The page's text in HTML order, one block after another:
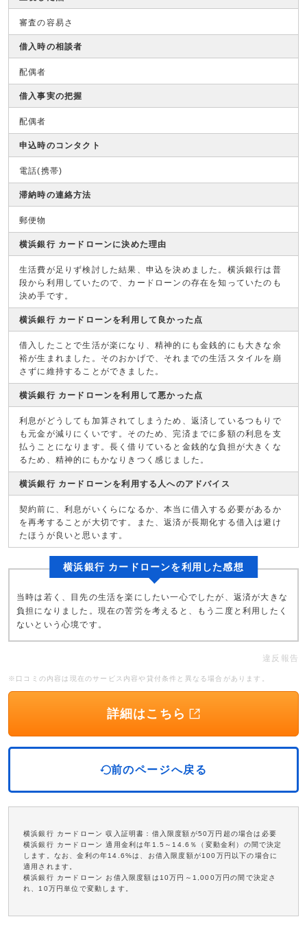
審査の容易さ
借入時の相談者
配偶者
借入事実の把握
配偶者
申込時のコンタクト
電話(携帯)
滞納時の連絡方法
郵便物
横浜銀行 カードローンに決めた理由
生活費が足りず検討した結果、申込を決めました。横浜銀行は普
段から利用していたので、カードローンの存在を知っていたのも
決め手です。
横浜銀行 カードローンを利用して良かった点
借入したことで生活が楽になり、精神的にも金銭的にも大きな余
裕が生まれました。そのおかげで、それまでの生活スタイルを崩
さずに維持することができました。
横浜銀行 カードローンを利用して悪かった点
利息がどうしても加算されてしまうため、返済しているつもりで
も元金が減りにくいです。そのため、完済までに多額の利息を支
払うことになります。長く借りていると金銭的な負担が大きくな
るため、精神的にもかなりきつく感じました。
横浜銀行 カードローンを利用する人へのアドバイス
契約前に、利息がいくらになるか、本当に借入する必要があるか
を再考することが大切です。また、返済が長期化する借入は避け
たほうが良いと思います。
横浜銀行 カードローンを利用した感想
当時は若く、目先の生活を楽にしたい一心でしたが、返済が大きな
負担になりました。現在の苦労を考えると、もう二度と利用したく
ないという心境です。
違反報告
※口コミの内容は現在のサービス内容や貸付条件と異なる場合があります。
詳細はこちら
前のページへ戻る
横浜銀行 カードローン 収入証明書：借入限度額が50万円超の場合は必要
横浜銀行 カードローン 適用金利は年1.5～14.6％（変動金利）の間で決定
します。なお、金利の年14.6%は、お借入限度額が100万円以下の場合に
適用されます。
横浜銀行 カードローン お借入限度額は10万円～1,000万円の間で決定さ
れ、10万円単位で変動します。